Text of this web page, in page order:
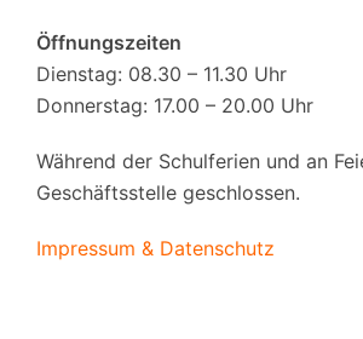
Öffnungszeiten
Dienstag: 08.30 – 11.30 Uhr
Donnerstag: 17.00 – 20.00 Uhr
Während der Schulferien und an
Geschäftsstelle geschlossen.
Impressum & Datenschutz